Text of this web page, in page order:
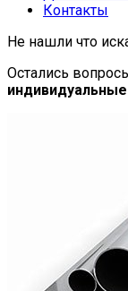
Контакты
Не нашли что
Остались